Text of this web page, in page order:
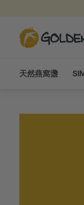
金
燕
天然燕窩盞